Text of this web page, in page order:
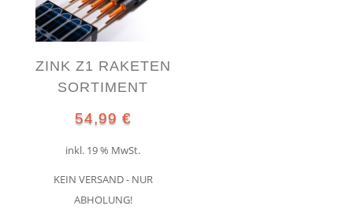
ZINK Z1 RAKETEN
SORTIMENT
54,99 €
inkl. 19 % MwSt.
KEIN VERSAND - NUR
ABHOLUNG!